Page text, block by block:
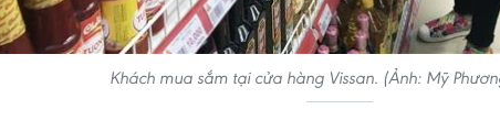
Khách mua sắm tại cửa hàng Vissan. (Ảnh: Mỹ